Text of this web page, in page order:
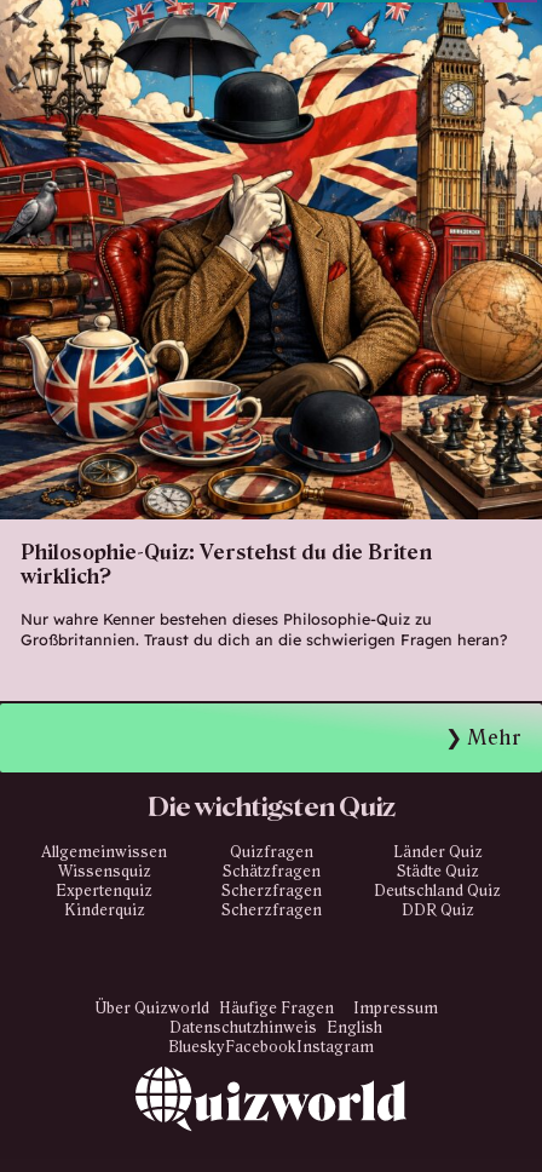
Philosophie-Quiz: Verstehst du die Briten
wirklich?
Nur wahre Kenner bestehen dieses Philosophie-Quiz zu
Großbritannien. Traust du dich an die schwierigen Fragen heran?
Mehr
Die wichtigsten Quiz
Allgemeinwissen Quizfragen
Länder Quiz
Wissensquiz
Schätzfragen
Städte Quiz
Expertenquiz
Scherzfragen
Deutschland Quiz
Kinderquiz
Scherzfragen DDR Quiz
Über Quizworld Häufige Fragen
Impressum
Datenschutzhinweis
English
BlueskyFacebookInstagram